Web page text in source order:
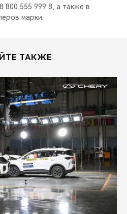
800 555 999 8, а также в
марки.
ТАКЖЕ